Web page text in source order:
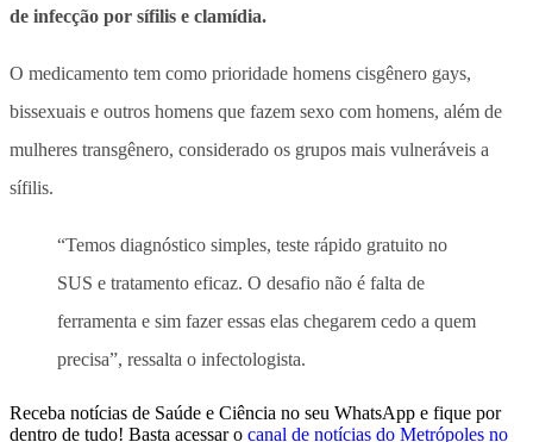
de infecção por sífilis e clamídia.
O medicamento tem como prioridade homens cisgênero gays,
bissexuais e outros homens que fazem sexo com homens, além de
mulheres transgênero, considerado os grupos mais vulneráveis a
sífilis.
“Temos diagnóstico simples, teste rápido gratuito no
SUS e tratamento eficaz. O desafio não é falta de
ferramenta e sim fazer essas elas chegarem cedo a quem
precisa”, ressalta o infectologista.
Receba notícias de Saúde e Ciência no seu WhatsApp e fique por
dentro de tudo! Basta acessar o canal de notícias do Metrópoles no